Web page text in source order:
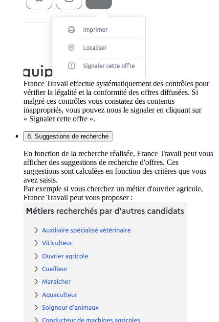
France Travail effectue systématiquement des contrôles pour
vérifier la légalité et la conformité des offres diffusées. Si
malgré ces contrôles vous constatez des contenus
inappropriés, vous pouvez nous le signaler en cliquant sur
« Signaler cette offre ».
8. Suggestions de recherche
En fonction de la recherche réalisée, France Travail peut vous
afficher des suggestions de recherche d'offres. Ces
suggestions sont calculées en fonction des critères que vous
avez saisis.
Par exemple si vous cherchez un métier d'ouvrier agricole,
France Travail peut vous proposer :